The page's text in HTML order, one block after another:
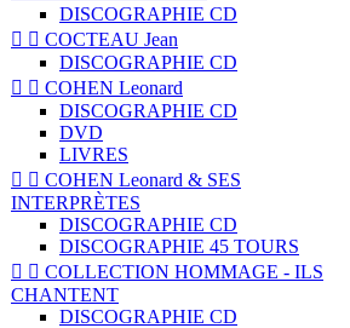
DISCOGRAPHIE CD
  COCTEAU Jean
DISCOGRAPHIE CD
  COHEN Leonard
DISCOGRAPHIE CD
DVD
LIVRES
  COHEN Leonard & SES
INTERPRÈTES
DISCOGRAPHIE CD
DISCOGRAPHIE 45 TOURS
  COLLECTION HOMMAGE - ILS
CHANTENT
DISCOGRAPHIE CD